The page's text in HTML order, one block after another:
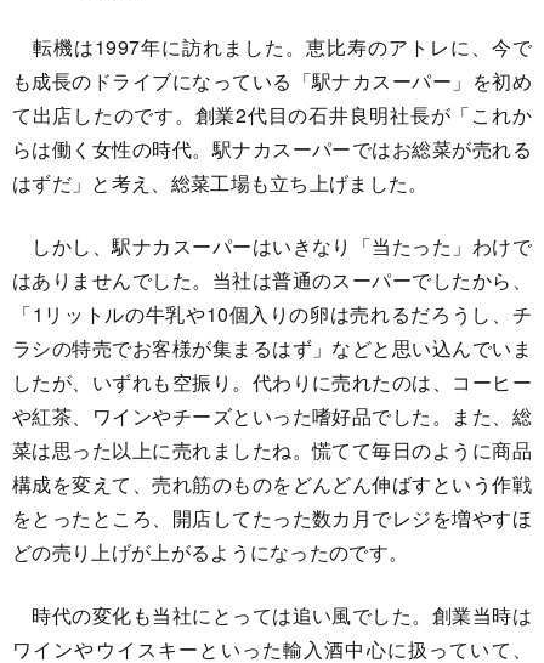
転機は1997年に訪れました。恵比寿のアトレに、今で
も成長のドライブになっている「駅ナカスーパー」を初め
て出店したのです。創業2代目の石井良明社長が「これか
らは働く女性の時代。駅ナカスーパーではお総菜が売れる
はずだ」と考え、総菜工場も立ち上げました。
しかし、駅ナカスーパーはいきなり「当たった」わけで
はありませんでした。当社は普通のスーパーでしたから、
「1リットルの牛乳や10個入りの卵は売れるだろうし、チ
ラシの特売でお客様が集まるはず」などと思い込んでいま
したが、いずれも空振り。代わりに売れたのは、コーヒー
や紅茶、ワインやチーズといった嗜好品でした。また、総
菜は思った以上に売れましたね。慌てて毎日のように商品
構成を変えて、売れ筋のものをどんどん伸ばすという作戦
をとったところ、開店してたった数カ月でレジを増やすほ
どの売り上げが上がるようになったのです。
時代の変化も当社にとっては追い風でした。創業当時は
ワインやウイスキーといった輸入酒中心に扱っていて、